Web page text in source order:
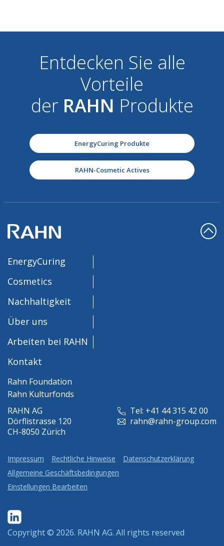
Entdecken Sie alle
Vorteile
der RAHN Produkte
EnergyCuring Produkte
RAHN-Cosmetic Actives
RAHN AG
Dörflistrasse 120
CH-8050 Zürich
Tel: +41 44 315 42 00
rahn@rahn-group.com
EnergyCuring
Cosmetics
Nachhaltigkeit
Über uns
Arbeiten bei RAHN
Kontakt
Rahn Foundation
Rahn Kulturfonds
Impressum Rechtliche Hinweise
Datenschutzerklärung
Allgemeine Geschäftsbedingungen
Einstellungen Bearbeiten
Copyright © 2026. RAHN AG. All rights reserved